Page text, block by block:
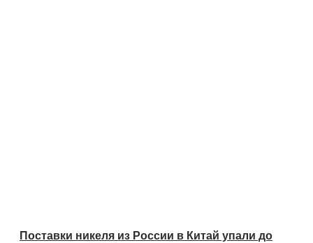
Поставки никеля из России в Китай упали до